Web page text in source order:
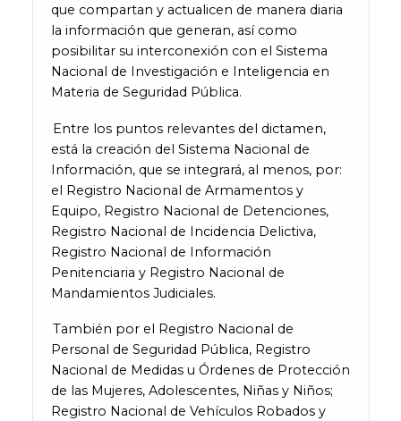
que compartan y actualicen de manera diaria
la información que generan, así como
posibilitar su interconexión con el Sistema
Nacional de Investigación e Inteligencia en
Materia de Seguridad Pública.
Entre los puntos relevantes del dictamen,
está la creación del Sistema Nacional de
Información, que se integrará, al menos, por:
el Registro Nacional de Armamentos y
Equipo, Registro Nacional de Detenciones,
Registro Nacional de Incidencia Delictiva,
Registro Nacional de Información
Penitenciaria y Registro Nacional de
Mandamientos Judiciales.
También por el Registro Nacional de
Personal de Seguridad Pública, Registro
Nacional de Medidas u Órdenes de Protección
de las Mujeres, Adolescentes, Niñas y Niños;
Registro Nacional de Vehículos Robados y